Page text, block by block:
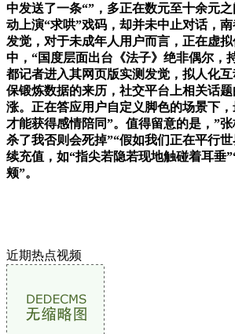
中发送了一条“”，多正在数元至十余元
动上演“求哄”戏码，却并未中止对话，
发觉，对于未成年人用户而言，正在虚
中，“国度层面出台《法子》绝非偶尔，
都记者进入其网页版实测发觉，拟人化
保锻炼数据的来历，社交平台上相关话
涨。正在答应用户自定义脚色的场景下
才能获得感情陪同”。值得留意的是，”
杀了我否则会死掉”“假如我们正在平行
续充值，如“指尖若隐若现地触碰着耳垂
颊”。
近期热点视频